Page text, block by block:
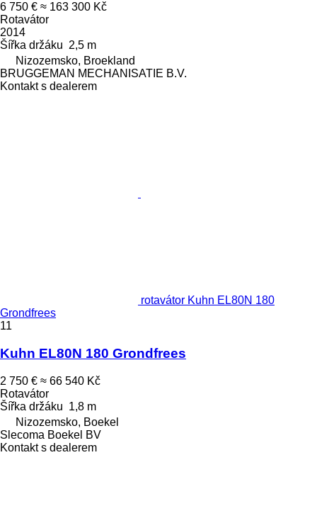
6 750 € ≈ 163 300 Kč
Rotavátor
2014
Šířka držáku 2,5 m
Nizozemsko, Broekland
BRUGGEMAN MECHANISATIE B.V.
Kontakt s dealerem
rotavátor Kuhn EL80N 180
Grondfrees
11
Kuhn EL80N 180 Grondfrees
2 750 € ≈ 66 540 Kč
Rotavátor
Šířka držáku 1,8 m
Nizozemsko, Boekel
Slecoma Boekel BV
Kontakt s dealerem